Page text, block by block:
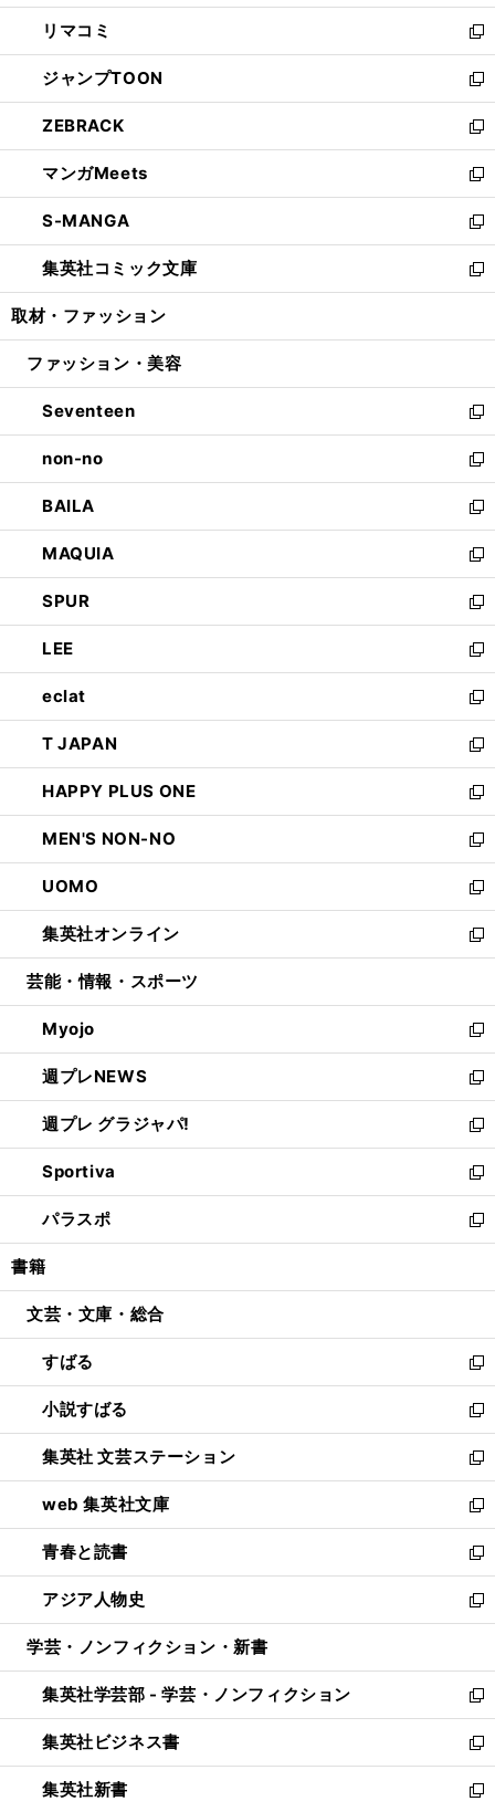
ウ
で
開
く
ン
ド
ウ
で
開
く
ウ
ィ
ン
ド
ウ
で
開
く
し
い
ウ
ィ
ン
ド
ウ
で
開
く
リマコミ
新
し
い
ウ
ィ
ン
ド
ウ
で
開
く
ジャンプTOON
新
し
い
ウ
ィ
ン
ド
ウ
で
開
ZEBRACK
新
し
い
ウ
ィ
ン
ド
ウ
開
マンガMeets
新
し
い
ウ
ィ
ン
ウ
開
く
S-MANGA
新
し
い
ウ
ン
ウ
で
開
く
集英社コミック文庫
新
し
ウ
ン
ド
ウ
で
開
く
取材・ファッション
ファッション・美容
Seventeen
新
し
い
ウ
ィ
ン
ド
ウ
で
開
く
non-no
新
し
い
ウ
ィ
ン
ド
ウ
で
開
く
BAILA
新
し
い
ウ
ィ
ン
ド
ウ
で
開
く
MAQUIA
新
し
い
ウ
ィ
ン
ド
ウ
で
開
く
SPUR
新
し
い
ウ
ィ
ン
ド
ウ
で
開
く
LEE
新
し
い
ウ
ィ
ン
ド
ウ
で
開
く
eclat
新
し
い
ウ
ィ
ン
ド
ウ
で
開
く
T JAPAN
新
し
い
ウ
ィ
ン
ド
ウ
で
開
HAPPY PLUS ONE
新
し
い
ウ
ィ
ン
ド
ウ
開
く
MEN'S NON-NO
新
し
い
ウ
ィ
ン
ウ
で
開
く
UOMO
新
し
い
ウ
ン
ド
ウ
で
開
く
集英社オンライン
新
し
ウ
ィ
ン
ド
ウ
で
開
く
芸能・情報・スポーツ
Myojo
新
し
い
ウ
ィ
ン
ド
ウ
で
開
週プレNEWS
新
し
い
ウ
ィ
ン
ド
ウ
開
週プレ グラジャパ!
新
し
い
ウ
ィ
ン
ウ
開
く
Sportiva
新
し
い
ウ
ン
ウ
で
開
く
パラスポ
新
し
ウ
ン
ド
ウ
で
開
く
書籍
文芸・文庫・総合
すばる
新
し
い
ウ
ィ
ン
ド
ウ
で
開
く
小説すばる
新
し
い
ウ
ィ
ン
ド
ウ
で
開
集英社 文芸ステーション
新
し
い
ウ
ィ
ン
ド
ウ
開
く
web 集英社文庫
新
し
い
ウ
ィ
ン
ウ
で
開
く
青春と読書
新
し
い
ウ
ン
ド
ウ
で
開
く
アジア人物史
新
し
ウ
ィ
ン
ド
ウ
で
学芸・ノンフィクション・新書
集英社学芸部 - 学芸・ノンフィクション
新
し
い
ウ
ィ
集英社ビジネス書
新
し
い
集英社新書
新